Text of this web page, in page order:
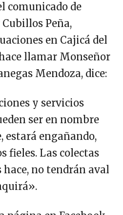
comunicado de
Peña,
en Cajicá del
llamar Monseñor
Mendoza, dice:
y servicios
ser en nombre
estará engañando,
fieles. Las colectas
hace, no tendrán aval